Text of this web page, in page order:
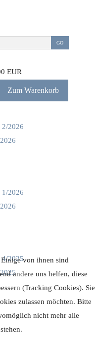
GO
EUR
Zum Warenkorb
von ihnen sind
andere uns helfen, diese
(Tracking Cookies). Sie
zulassen möchten. Bitte
nicht mehr alle